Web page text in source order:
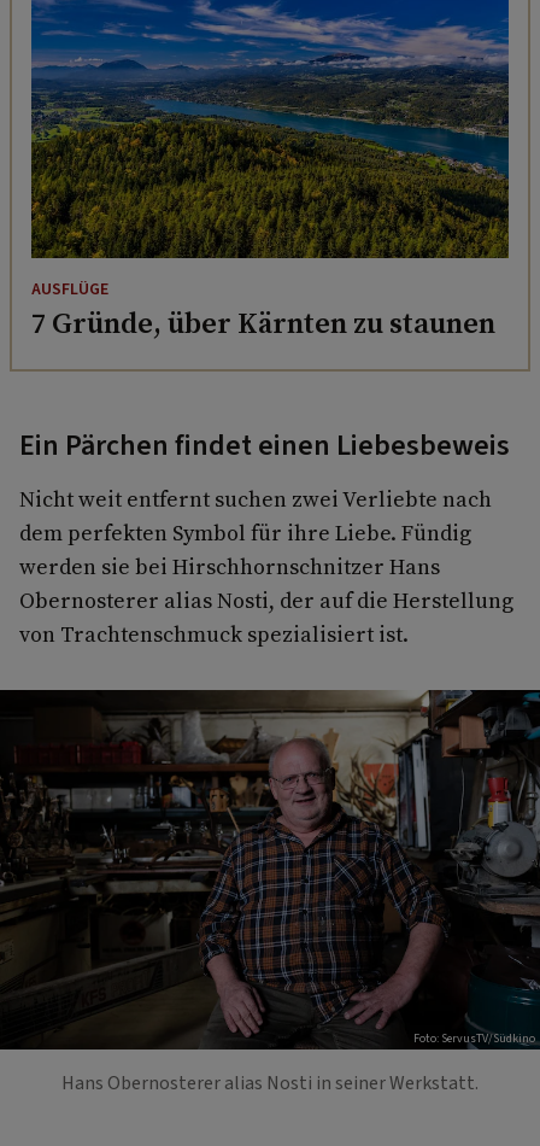
AUSFLÜGE
7 Gründe, über Kärnten zu staunen
Ein Pärchen findet einen Liebesbeweis
Nicht weit entfernt suchen zwei Verliebte nach
dem perfekten Symbol für ihre Liebe. Fündig
werden sie bei Hirschhornschnitzer Hans
Obernosterer alias Nosti, der auf die Herstellung
von Trachtenschmuck spezialisiert ist.
Foto: ServusTV/Südkino
Hans Obernosterer alias Nosti in seiner Werkstatt.